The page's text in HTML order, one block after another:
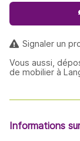
Signaler un
Vous aussi,
de mobilier à
Informations